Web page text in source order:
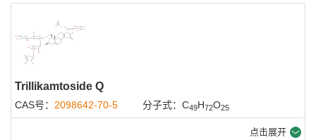
Trillikamtoside Q
CAS号： 2098642-70-5 分子式：C49H72O25
点击展开